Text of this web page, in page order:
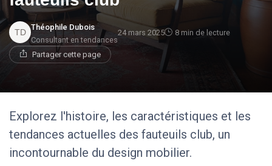
Théophile Dubois
Consultant en tendances
24 mars 2025 8 min de lecture
Partager cette page
Explorez l'histoire, les caractéristiques et les
tendances actuelles des fauteuils club, un
incontournable du design mobilier.